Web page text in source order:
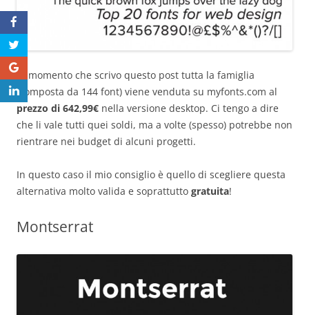
Al momento che scrivo questo post tutta la famiglia
(composta da 144 font) viene venduta su myfonts.com al
prezzo di 642,99€ nella versione desktop. Ci tengo a dire
che li vale tutti quei soldi, ma a volte (spesso) potrebbe non
rientrare nei budget di alcuni progetti.
In questo caso il mio consiglio è quello di scegliere questa
alternativa molto valida e soprattutto gratuita!
Montserrat